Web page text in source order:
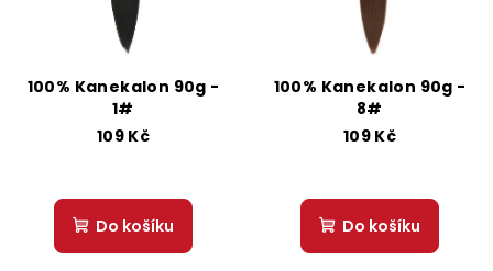
100% Kanekalon 90g -
1#
109 Kč
Do košíku
100% Kanekalon 90g -
8#
109 Kč
Do košíku